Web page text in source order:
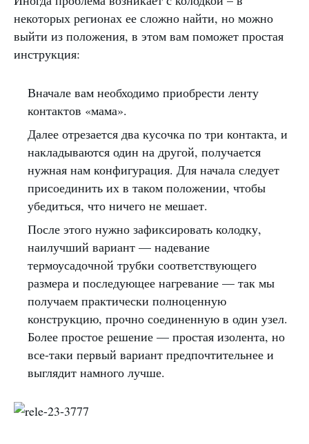
некоторых регионах ее сложно найти, но можно
выйти из положения, в этом вам поможет простая
инструкция:
Вначале вам необходимо приобрести ленту
контактов «мама».
Далее отрезается два кусочка по три контакта, и
накладываются один на другой, получается
нужная нам конфигурация. Для начала следует
присоединить их в таком положении, чтобы
убедиться, что ничего не мешает.
После этого нужно зафиксировать колодку,
наилучший вариант — надевание
термоусадочной трубки соответствующего
размера и последующее нагревание — так мы
получаем практически полноценную
конструкцию, прочно соединенную в один узел.
Более простое решение — простая изолента, но
все-таки первый вариант предпочтительнее и
выглядит намного лучше.